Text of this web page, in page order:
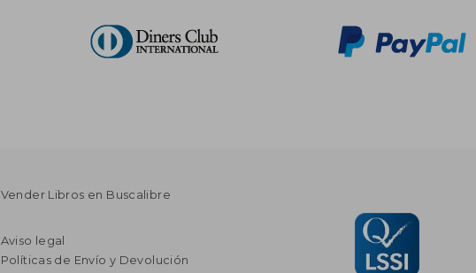
Vender Libros en Buscalibre
Aviso legal
Políticas de Envío y Devolución